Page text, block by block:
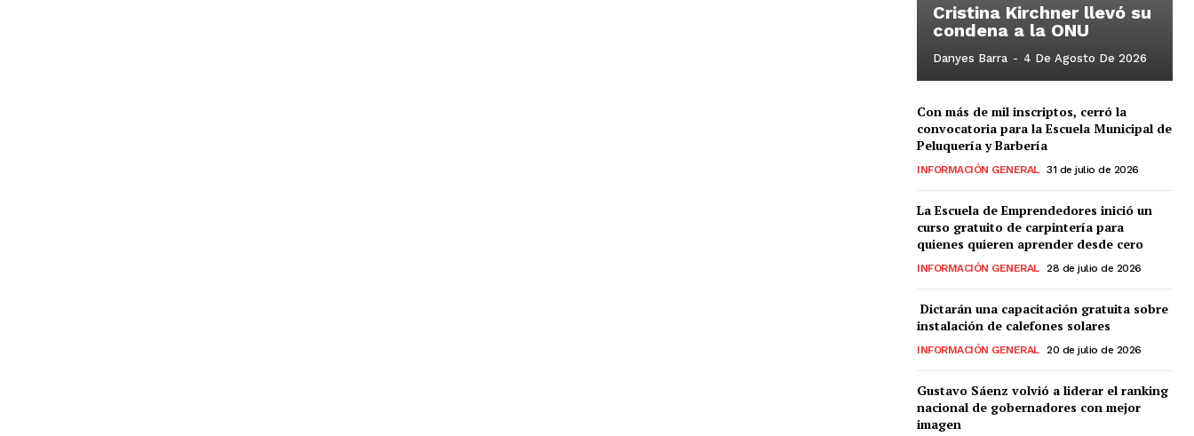
Cristina Kirchner llevó su
condena a la ONU
Danyes Barra - 4 De Agosto De 2026
Con más de mil inscriptos, cerró la
convocatoria para la Escuela Municipal de
Peluquería y Barbería
INFORMACIÓN GENERAL 31 de julio de 2026
La Escuela de Emprendedores inició un
curso gratuito de carpintería para
quienes quieren aprender desde cero
INFORMACIÓN GENERAL 28 de julio de 2026
Dictarán una capacitación gratuita sobre
instalación de calefones solares
INFORMACIÓN GENERAL 20 de julio de 2026
Gustavo Sáenz volvió a liderar el ranking
nacional de gobernadores con mejor
imagen